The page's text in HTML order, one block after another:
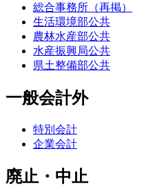
総合事務所（再掲）
生活環境部公共
農林水産部公共
水産振興局公共
県土整備部公共
一般会計外
特別会計
企業会計
廃止・中止